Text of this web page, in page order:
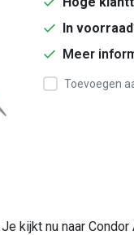
In
Meer
Toevoegen
nu naar Condor